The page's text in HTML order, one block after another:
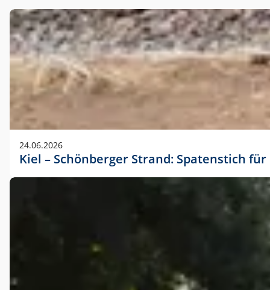
24.06.2026
Kiel – Schönberger Strand: Spatenstich